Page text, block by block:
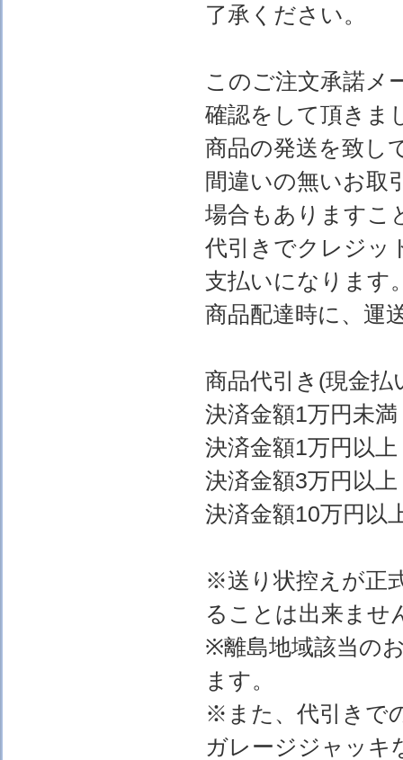
了承ください。
このご注文承諾メ
確認をして頂きま
商品の発送を致し
間違いの無いお取
場合もありますこ
代引きでクレジッ
支払いになります
商品配達時に、運
商品代引き(現金
決済金額1万
決済金額1万円以
決済金額3万円以
決済金額10万円以
※送り状控えが正
ることは出来ませ
※離島地域該当の
ます。
※また、代引きで
ガレージジャッキ